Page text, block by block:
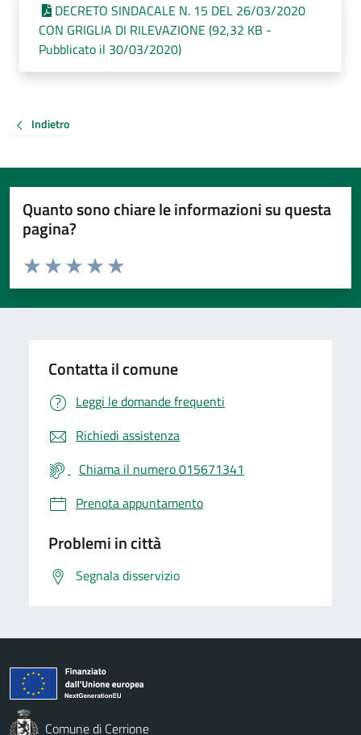
DECRETO SINDACALE N. 15 DEL 26/03/2020
CON GRIGLIA DI RILEVAZIONE (92,32 KB -
Pubblicato il 30/03/2020)
Indietro
Quanto sono chiare le informazioni su questa
pagina?
Valuta da 1 a 5 stelle la pagina
Valuta 5 stelle su 5
Valuta 4 stelle su 5
Valuta 3 stelle su 5
Valuta 2 stelle su 5
Valuta 1 stelle su 5
Contatta il comune
Leggi le domande frequenti
Richiedi assistenza
Chiama il numero 015671341
Prenota appuntamento
Problemi in città
Segnala disservizio
Comune di Cerrione